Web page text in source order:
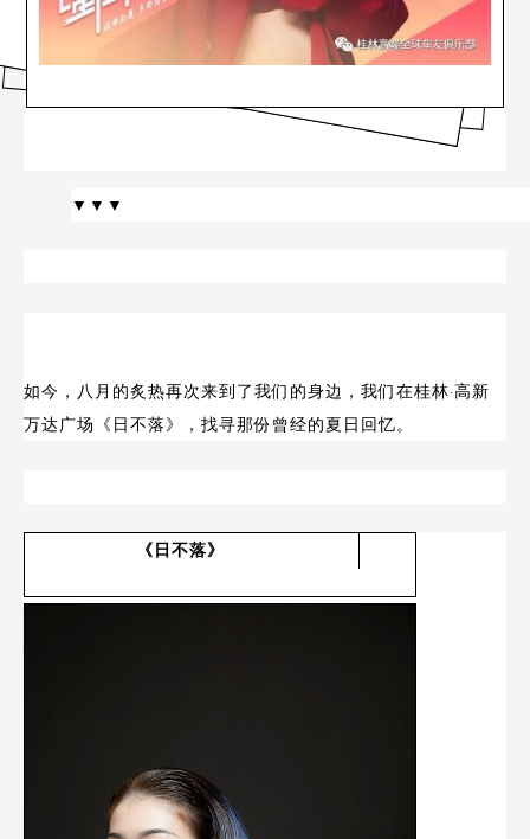
▼▼▼
如今，八月的炙热再次来到了我们的身边，我们在桂林·高新
万达广场《日不落》，找寻那份曾经的夏日回忆。
《日不落》